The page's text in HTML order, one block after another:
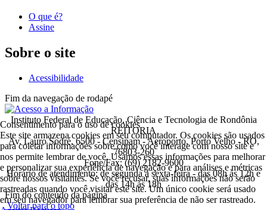
O que é?
Assine
Sobre o site
Acessibilidade
Fim da navegação de rodapé
Instituto Federal de Educação, Ciência e Tecnologia de Rondônia
REITORIA
Av. Lauro Sodré, 6500 - Censipam - Aeroporto, Porto Velho - RO,
76803-260
Fone/Fax: (69) 2182-9600
Horário de atendimento: de segunda a sexta-feira - das 08h às 12h e
das 14h às 18h
Fim do conteúdo da página
Voltar para o topo
Consentimento para o uso de cookies
Este site armazena cookies em seu computador. Os cookies são usados
para coletar informações sobre como você interage com nosso site e
nos permite lembrar de você. Usamos essas informações para melhorar
e personalizar sua experiência de navegação e para análises e métricas
sobre nossos visitantes. Se você recusar, suas informações não serão
rastreadas quando você visitar este site. Um único cookie será usado
em seu navegador para lembrar sua preferência de não ser rastreado.